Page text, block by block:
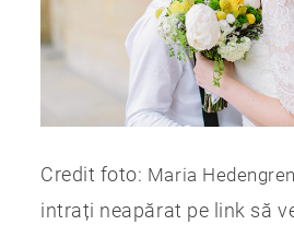
Credit foto: Maria
intrați neapărat pe link să